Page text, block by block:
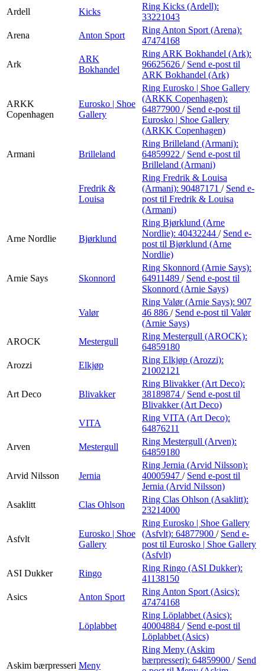
Ardell
Kicks
Ring Kicks (Ardell):
33221043
Arena
Anton Sport
Ring Anton Sport (Arena):
47474168
Ark
ARK
Bokhandel
Ring ARK Bokhandel (Ark):
96625626 / Send e-post til
ARK Bokhandel (Ark)
ARKK
Copenhagen
Eurosko | Shoe
Gallery
Ring Eurosko | Shoe Gallery
(ARKK Copenhagen):
64877900 / Send e-post til
Eurosko | Shoe Gallery
(ARKK Copenhagen)
Armani Brilleland
Ring Brilleland (Armani):
64859922 / Send e-post til
Brilleland (Armani)
Fredrik &
Louisa
Ring Fredrik & Louisa
(Armani): 90487171 / Send e-
post til Fredrik & Louisa
(Armani)
Arne Nordlie Bjørklund
Ring Bjørklund (Arne
Nordlie): 40432244 / Send e-
post til Bjørklund (Arne
Nordlie)
Arnie Says Skonnord
Ring Skonnord (Arnie Says):
64911489 / Send e-post til
Skonnord (Arnie Says)
Valør
Ring Valør (Arnie Says): 907
46 886 / Send e-post til Valør
(Arnie Says)
AROCK
Mestergull
Ring Mestergull (AROCK):
64859180
Arozzi
Elkjøp
Ring Elkjøp (Arozzi):
21002121
Art Deco Blivakker
Ring Blivakker (Art Deco):
38189874 / Send e-post til
Blivakker (Art Deco)
VITA
Ring VITA (Art Deco):
64876211
Arven
Mestergull
Ring Mestergull (Arven):
64859180
Arvid Nilsson Jernia
Ring Jernia (Arvid Nilsson):
40005947 / Send e-post til
Jernia (Arvid Nilsson)
Asaklitt
Clas Ohlson
Ring Clas Ohlson (Asaklitt):
23214000
Asfvlt
Eurosko | Shoe
Gallery
Ring Eurosko | Shoe Gallery
(Asfvlt): 64877900 / Send e-
post til Eurosko | Shoe Gallery
(Asfvlt)
ASI Dukker
Ringo
Ring Ringo (ASI Dukker):
41138150
Asics
Anton Sport
Ring Anton Sport (Asics):
47474168
Löplabbet
Ring Löplabbet (Asics):
40004884 / Send e-post til
Löplabbet (Asics)
Askim bærpresseri Meny
Ring Meny (Askim
bærpresseri): 64859900 / Send